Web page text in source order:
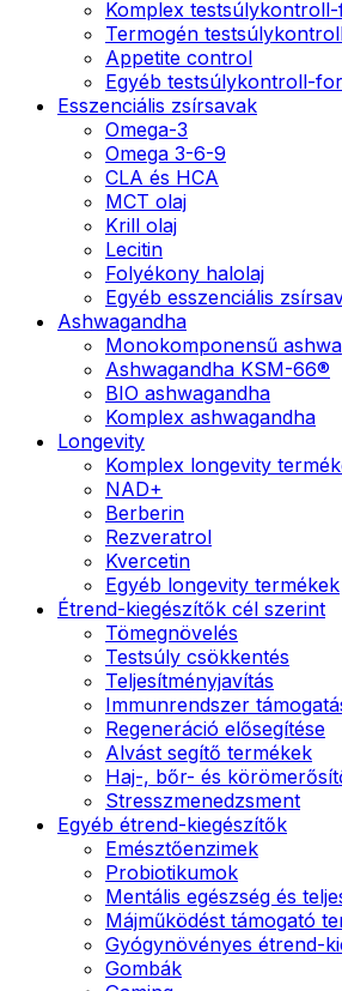
Komplex
Termogén
Appetite control
Egyéb testsúlykontroll-
Esszenciális zsírsavak
Omega-3
Omega 3-6-9
CLA és HCA
MCT olaj
Krill olaj
Lecitin
Folyékony halolaj
Egyéb esszenciális
Ashwagandha
Monokomponensű
Ashwagandha KSM-66®
BIO ashwagandha
Komplex ashwagandha
Longevity
Komplex longevity
NAD+
Berberin
Rezveratrol
Kvercetin
Egyéb longevity termékek
Étrend-kiegészítők cél szerint
Tömegnövelés
Testsúly csökkentés
Teljesítményjavítás
Immunrendszer
Regeneráció elősegítése
Alvást segítő termékek
Haj-, bőr- és
Stresszmenedzsment
Egyéb étrend-kiegészítők
Emésztőenzimek
Probiotikumok
Mentális egészség és
Májműködést támogató
Gyógynövényes étrend-
Gombák